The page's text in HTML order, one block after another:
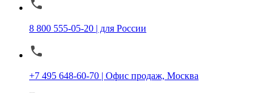
8 800 555-05-20 | для России
+7 495 648-60-70 | Офис продаж, Москва